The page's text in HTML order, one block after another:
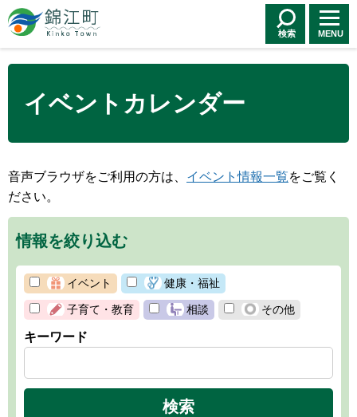
錦江町 Kinko
Town
検索 MENU
イベントカレンダー
音声ブラウザをご利用の方は、 イベント情報一覧をご覧く
ださい。
情報を絞り込む
イベント 健康・福祉
子育て・教育 相談 その他
キーワード